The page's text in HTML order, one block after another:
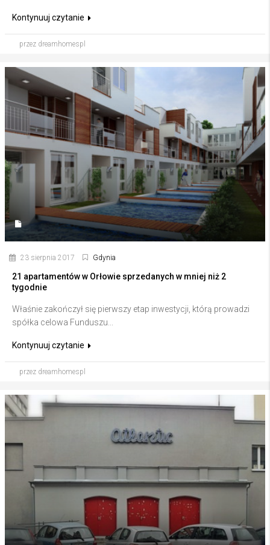
Kontynuuj czytanie
przez dreamhomespl
23 sierpnia 2017 Gdynia
21 apartamentów w Orłowie sprzedanych w mniej niż 2
tygodnie
Właśnie zakończył się pierwszy etap inwestycji, którą prowadzi
spółka celowa Funduszu...
Kontynuuj czytanie
przez dreamhomespl